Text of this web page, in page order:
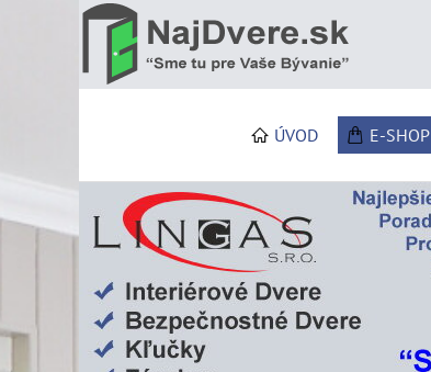
ÚVOD E-SHOP